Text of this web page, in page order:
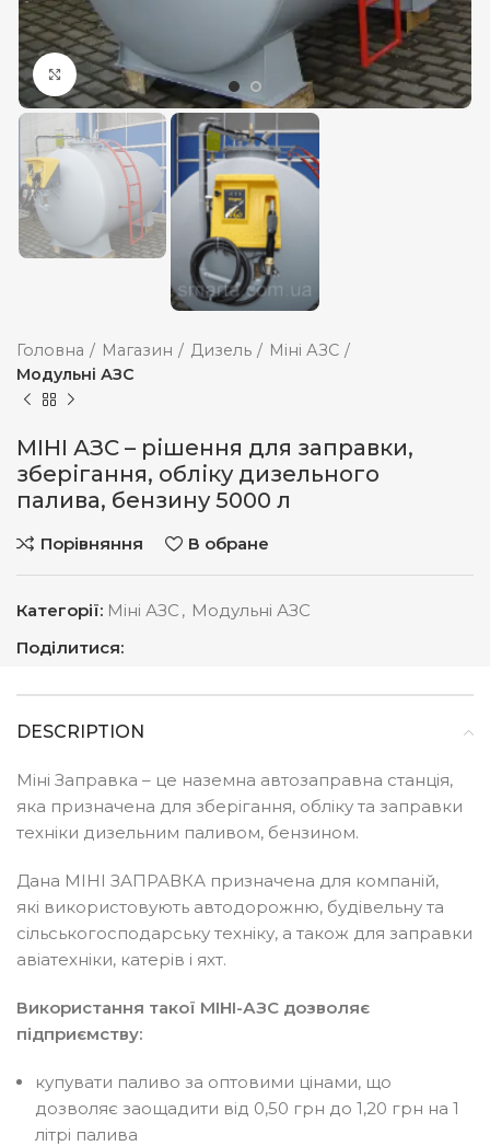
Збільшити
Головна Магазин Дизель
Міні АЗС
Модульні АЗС
МІНІ АЗС – рішення для заправки,
зберігання, обліку дизельного
палива, бензину 5000 л
Порівняння В обране
Категорії: Міні АЗС , Модульні АЗС
Поділитися:
DESCRIPTION
Міні Заправка – це наземна автозаправна станція,
яка призначена для зберігання, обліку та заправки
техніки дизельним паливом, бензином.
Дана МІНІ ЗАПРАВКА призначена для компаній,
які використовують автодорожню, будівельну та
сільськогосподарську техніку, а також для заправки
авіатехніки, катерів і яхт.
Використання такої МІНІ-АЗС дозволяє
підприємству:
купувати паливо за оптовими цінами, що
дозволяє заощадити від 0,50 грн до 1,20 грн на 1
літрі палива